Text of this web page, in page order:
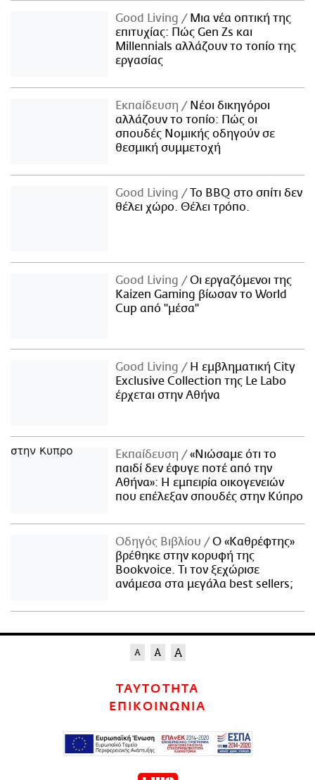
Good Living
Μια νέα οπτική της
επιτυχίας: Πώς Gen Zs και
Millennials αλλάζουν το τοπίο της
εργασίας
Εκπαίδευση
Νέοι δικηγόροι
αλλάζουν το τοπίο: Πώς οι
σπουδές Νομικής οδηγούν σε
θεσμική συμμετοχή
Good Living
Το BBQ στο σπίτι δεν
θέλει χώρο. Θέλει τρόπο.
Good Living
Οι εργαζόμενοι της
Kaizen Gaming βίωσαν το World
Cup από "μέσα"
Good Living
Η εμβληματική City
Exclusive Collection της Le Labo
έρχεται στην Αθήνα
Εκπαίδευση
«Νιώσαμε ότι το
παιδί δεν έφυγε ποτέ από την
Αθήνα»: Η εμπειρία οικογενειών
που επέλεξαν σπουδές στην Κύπρο
Οδηγός Βιβλίου
Ο «Καθρέφτης»
βρέθηκε στην κορυφή της
Bookvoice. Τι τον ξεχώρισε
ανάμεσα στα μεγάλα best sellers;
ΤΑΥΤΟΤΗΤΑ
ΕΠΙΚΟΙΝΩΝΙΑ